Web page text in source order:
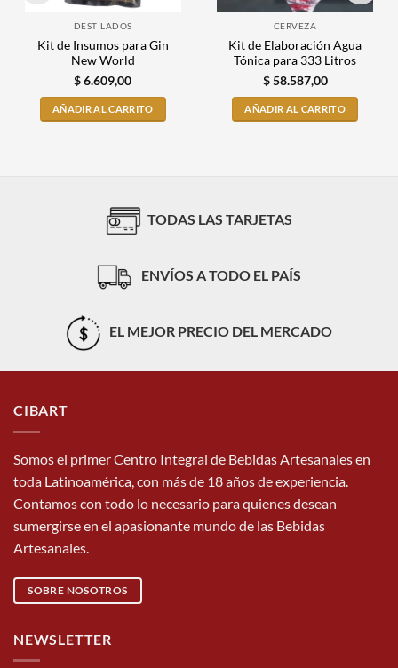
DESTILADOS
Kit de Insumos para Gin
New World
$6.609,00
AÑADIR AL CARRITO
CERVEZA
Kit de Elaboración Agua
Tónica para 333 Litros
$58.587,00
AÑADIR AL CARRITO
TODAS LAS TARJETAS
ENVÍOS A TODO EL PAÍS
EL MEJOR PRECIO DEL MERCADO
CIBART
Somos el primer Centro Integral de Bebidas Artesanales en
toda Latinoamérica, con más de 18 años de experiencia.
Contamos con todo lo necesario para quienes desean
sumergirse en el apasionante mundo de las Bebidas
Artesanales.
SOBRE NOSOTROS
NEWSLETTER